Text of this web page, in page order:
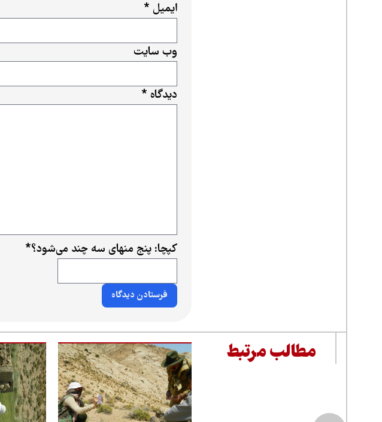
دیدگاه *
ایمیل *
وب‌ سایت
کپچا: پنج منهای سه چند می‌شود؟*
مطالب مرتبط